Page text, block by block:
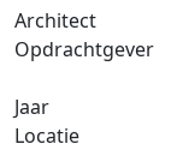
Architect
Opdrachtgever
Jaar
Locatie